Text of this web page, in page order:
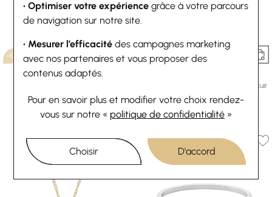
• Optimiser votre expérience grâce à votre parcours
de navigation sur notre site.
• Mesurer l’efficacité des campagnes marketing
avec nos partenaires et vous proposer des
contenus adaptés.
Pour en savoir plus et modifier votre choix rendez-
vous sur notre « politique de confidentialité »
Choisir D'accord
-10%
FOSSIL
58,50 €65 €
sans frais
-10%
Bracelet Fossil Leather Essentials en cuir
et acier
Ou4x 14.63€sans frais